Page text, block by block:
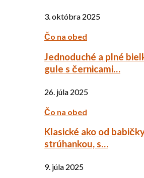
3. októbra 2025
Čo na obed
Jednoduché a plné
gule s černicami…
26. júla 2025
Čo na obed
Klasické ako od
strúhankou, s…
9. júla 2025